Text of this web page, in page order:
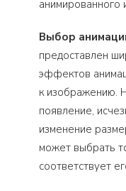
анимированного
Выбор
предоставлен
эффектов
к изображению.
появление,
изменение
может выбрать
соответствует